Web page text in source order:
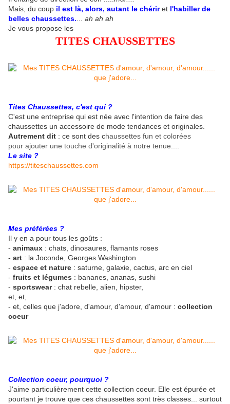
Mais, du coup il est là, alors, autant le chérir et l'habiller de
belles chaussettes.
ah ah ah
Je vous propose les
TITES CHAUSSETTES
Tites Chaussettes, c'est qui ?
C'est une entreprise qui est née avec l'intention de faire des
chaussettes un accessoire de mode tendances et originales.
Autrement dit : ce sont des chaussettes fun et colorées
pour ajouter une touche d'originalité à notre tenue....
Le site ?
https://titeschaussettes.com
Mes préférées ?
Il y en a pour tous les goûts :
- animaux : chats, dinosaures, flamants roses
- art : la Joconde, Georges Washington
- espace et nature : saturne, galaxie, cactus, arc en ciel
- fruits et légumes : bananes, ananas, sushi
- sportswear: chat rebelle, alien, hipster,
et, et,
- et, celles que j'adore, d'amour, d'amour, d'amour : collection
coeur
Collection coeur, pourquoi ?
J'aime particulièrement cette collection coeur. Elle est épurée et
pourtant je trouve que ces chaussettes sont très classes... surtout